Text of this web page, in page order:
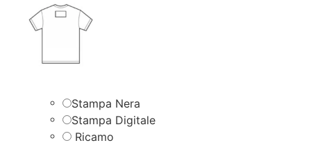
Stampa Nera
Stampa Digitale
Ricamo